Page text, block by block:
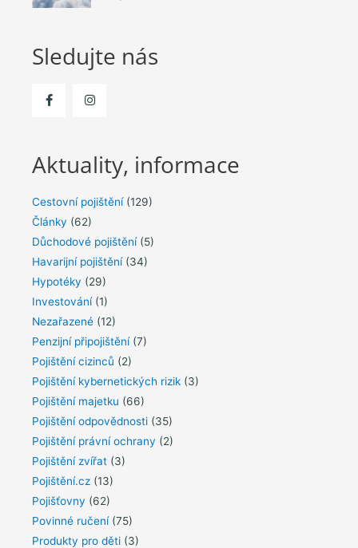
Sledujte nás
Aktuality, informace
Cestovní pojištění(129)
Články (62)
Důchodové pojištění(5)
Havarijní pojištění(34)
Hypotéky (29)
Investování(1)
Nezařazené (12)
Penzijní připojištění(7)
Pojištění cizinců (2)
Pojištění kybernetických rizik (3)
Pojištění majetku (66)
Pojištění odpovědnosti (35)
Pojištění právní ochrany (2)
Pojištění zvířat (3)
Pojištění.cz (13)
Pojišťovny (62)
Povinné ručení(75)
Produkty pro děti (3)